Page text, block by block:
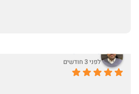
Aviram Zino
לפני 3 חודשים